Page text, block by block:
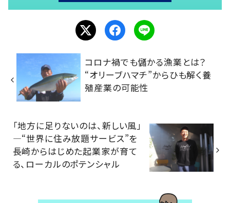
コロナ禍でも儲かる漁業とは？
“オリーブハマチ”からひも解く養
殖産業の可能性
「地方に足りないのは、新しい風」
―“世界に住み放題サービス”を
長崎からはじめた起業家が育て
る、ローカルのポテンシャル